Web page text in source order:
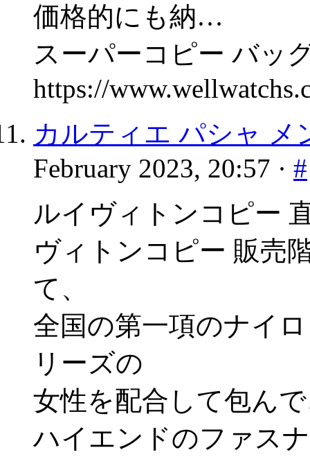
価格的にも納…
スーパーコピー バッ
https://
カルティエ パシャ メ
February 2023, 20:57 · #
ルイヴィトンコピー
ヴィトンコピー 販売
て、
全国の第一項のナイ
リーズの
女性を配合して包ん
ハイエンドのファス